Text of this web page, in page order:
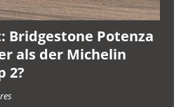
Bridgestone Potenza
als der Michelin
2?